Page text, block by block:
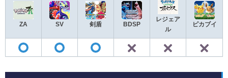
ZA SV 剣盾 BDSP
レジェア
ル
ピカブイ